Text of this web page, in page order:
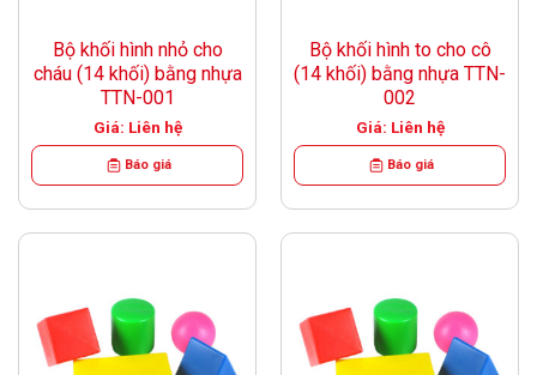
Bộ khối hình nhỏ cho
cháu (14 khối) bằng nhựa
TTN-001
Giá: Liên hệ
Báo giá
Bộ khối hình to cho cô
(14 khối) bằng nhựa TTN-
002
Giá: Liên hệ
Báo giá